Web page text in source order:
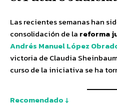
Las recientes semanas han
consolidación de la reforma
Andrés Manuel López
victoria de Claudia
curso de la iniciativa se ha
Recomendado ↓